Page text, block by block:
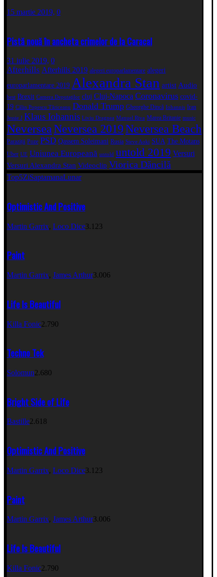
15 martie 2019, 0
Pistă nouă în ancheta crimelor de la Caracal
31 iulie 2019, 0
Afterhills Afterhills 2019 alegeri europarlamentare alegeri
europarlamentare 2019 Alexandra Stan artist Audio
best Brexit Camera Deputaţilor cluj Cluj-Napoca Coronavirus covid-
19 Călin Popescu Tăriceanu Donald Trump Gheorghe Dincă Iohannis Iran
Jessie J Klaus Iohannis Liviu Dragnea Manuel Riva Marea Britanie music
NeverseaNeversea 2019Neversea Beach
Paraziții Poze PSD Qassem Soleimani Rusia Steve Aoki SUA The Motans
Uber UE Uniunea Europeană untold untold 2019 Versuri
Versuri Alexandra Stan Videoclip Viorica Dăncilă
Top5ZiSaptamanaLunar
Optimistic And Positive
Martin Garrix, Loco Dice3.123
Paint
Martin Garrix, James Arthur3.006
Life Is Beautiful
Killa Fonic2.790
Techno Tek
Solomun2.680
Bright Side of Life
Bastille2.618
Optimistic And Positive
Martin Garrix, Loco Dice3.123
Paint
Martin Garrix, James Arthur3.006
Life Is Beautiful
Killa Fonic2.790